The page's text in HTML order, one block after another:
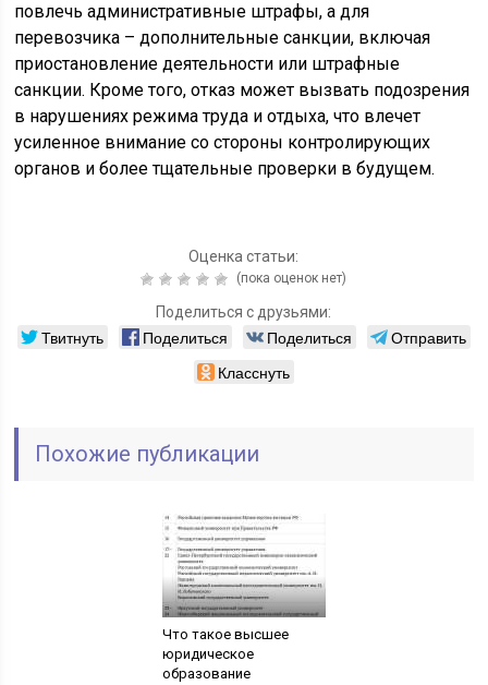
повлечь административные штрафы, а для
перевозчика – дополнительные санкции, включая
приостановление деятельности или штрафные
санкции. Кроме того, отказ может вызвать подозрения
в нарушениях режима труда и отдыха, что влечет
усиленное внимание со стороны контролирующих
органов и более тщательные проверки в будущем.
Оценка статьи:
(пока оценок нет)
Поделиться с друзьями:
Твитнуть Поделиться Поделиться
Отправить
Класснуть
Похожие публикации
Что такое высшее
юридическое
образование